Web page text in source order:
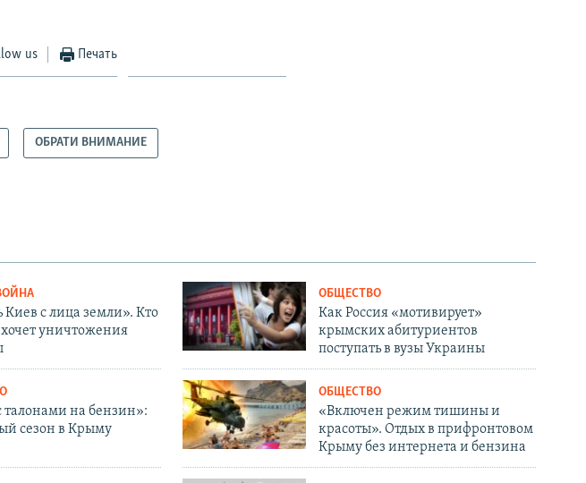
us Печать
ОБРАТИ ВНИМАНИЕ
Киев с лица земли». Кто
уничтожения
ОБЩЕСТВО
Как Россия «мотивирует»
крымских абитуриентов
поступать в вузы Украины
талонами на бензин»:
сезон в Крыму
ОБЩЕСТВО
«Включен режим тишины и
красоты». Отдых в прифронтовом
Крыму без интернета и бензина